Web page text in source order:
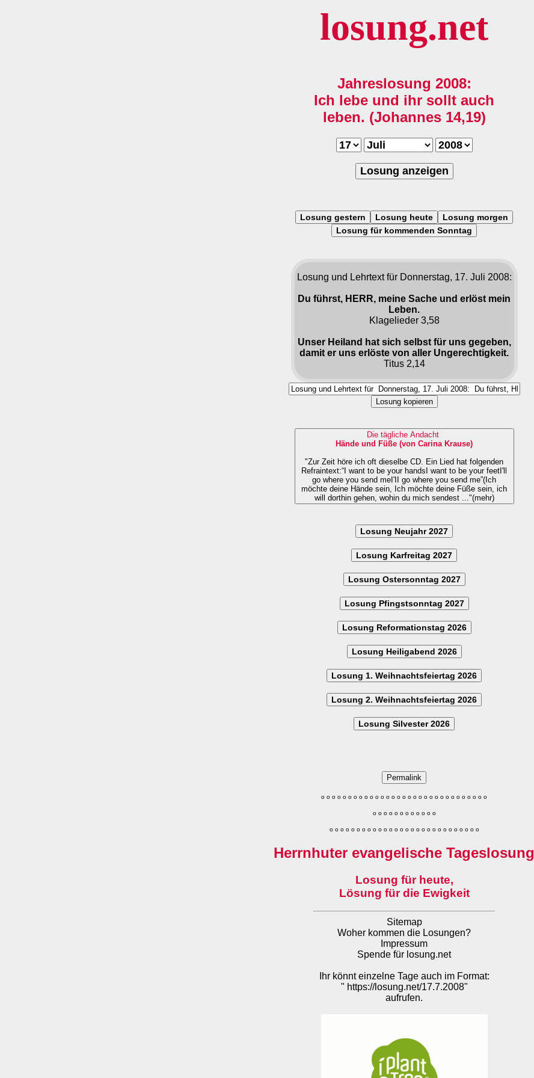
losung.net
Jahreslosung 2008:
Ich lebe und ihr sollt auch
leben. (Johannes 14,19)
Losung anzeigen
Losung gestern Losung heute
Losung morgen
Losung für kommenden Sonntag
Losung und Lehrtext für Donnerstag, 17. Juli 2008:
Du führst, HERR, meine Sache und erlöst mein
Leben.
Klagelieder 3,58
Unser Heiland hat sich selbst für uns gegeben,
damit er uns erlöste von aller Ungerechtigkeit.
Titus 2,14
Losung kopieren
Die tägliche Andacht
Hände und Füße (von Carina Krause)
"Zur Zeit höre ich oft dieselbe CD. Ein Lied hat folgenden
Refraintext:“I want to be your handsI want to be your feetI'll
go where you send meI'II go where you send me”(Ich
möchte deine Hände sein, Ich möchte deine Füße sein, ich
will dorthin gehen, wohin du mich sendest ..."(mehr)
Losung Neujahr 2027
Losung Karfreitag 2027
Losung Ostersonntag 2027
Losung Pfingstsonntag 2027
Losung Reformationstag 2026
Losung Heiligabend 2026
Losung 1. Weihnachtsfeiertag 2026
Losung 2. Weihnachtsfeiertag 2026
Losung Silvester 2026
Permalink
o o o o o o o o o o o o o o o o o o o o o o o o o o o o o o o
o o o o o o o o o o o o
o o o o o o o o o o o o o o o o o o o o o o o o o o o o
Herrnhuter evangelische Tageslosung
Losung für heute,
Lösung für die Ewigkeit
Sitemap
Woher kommen die Losungen?
Impressum
Spende für losung.net
Ihr könnt einzelne Tage auch im Format:
" https://losung.net/17.7.2008"
aufrufen.